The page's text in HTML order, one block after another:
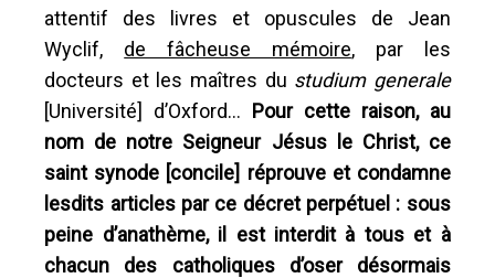
attentif des livres et opuscules de Jean
Wyclif, de fâcheuse mémoire, par les
docteurs et les maîtres du studium generale
[Université] d’Oxford... Pour cette raison, au
nom de notre Seigneur Jésus le Christ, ce
saint synode [concile] réprouve et condamne
lesdits articles par ce décret perpétuel : sous
peine d’anathème, il est interdit à tous et à
chacun des catholiques d’oser désormais